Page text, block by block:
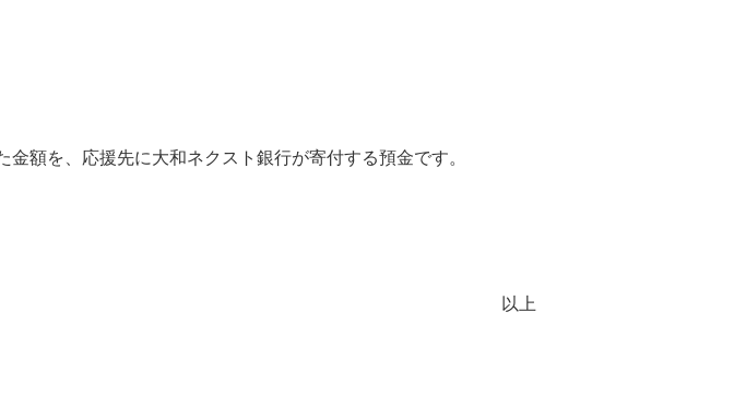
額を、応援先に大和ネクスト銀行が寄付する預金です。
以上